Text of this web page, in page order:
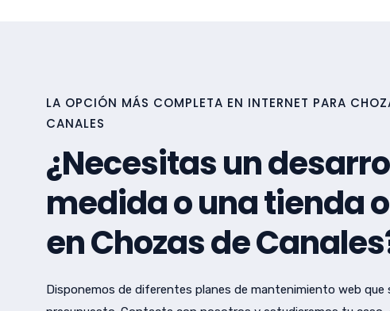
LA OPCIÓN MÁS COMPLETA EN INTERNET PARA
CANALES
¿Necesitas un
medida o una tienda
en Chozas de
Disponemos de diferentes planes de mantenimiento web que